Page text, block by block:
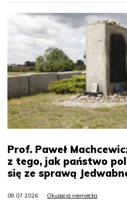
Prof. Paweł
z tego, jak państwo
się ze sprawą
09.07.2026 Okupacja niemiecka